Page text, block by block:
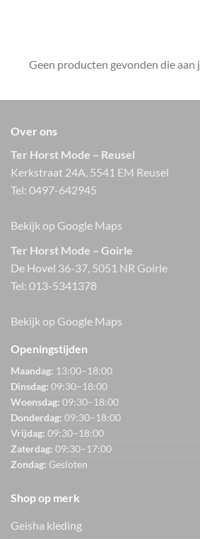
Geen producten gevonden die aan
Over ons
Ter Horst Mode – Reusel
Kerkstraat 24A, 5541 EM Reusel
Tel: 0497-642945
Bekijk op Google Maps
Ter Horst Mode – Goirle
De Hovel 36-37, 5051 NR Goirle
Tel: 013-5341378
Bekijk op Google Maps
Openingstijden
Maandag: 13:00–18:00
Dinsdag: 09:30–18:00
Woensdag: 09:30–18:00
Donderdag: 09:30–18:00
Vrijdag: 09:30–18:00
Zaterdag: 09:30–17:00
Zondag: Gesloten
Shop op merk
Geisha kleding